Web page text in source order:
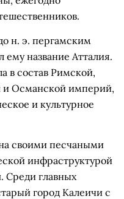
н. э. пергамским
название Атталия.
в состав Римской,
и Османской империй,
и культурное
своими песчаными
инфраструктурой
Среди главных
город Калеичи с